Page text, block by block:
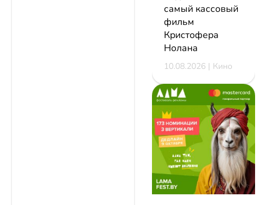
самый кассовый
фильм
Кристофера
Нолана
10.08.2026 | Кино